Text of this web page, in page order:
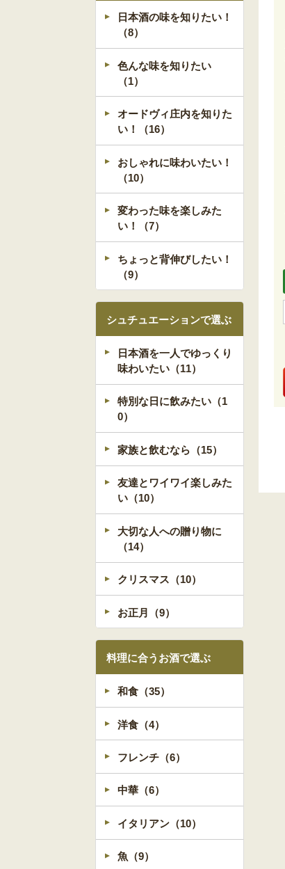
日本酒の味を知りたい！
（8）
色んな味を知りたい
（1）
オードヴィ庄内を知りた
い！（16）
おしゃれに味わいたい！
（10）
変わった味を楽しみた
い！（7）
ちょっと背伸びしたい！
（9）
シュチュエーションで選ぶ
日本酒を一人でゆっくり
味わいたい（11）
特別な日に飲みたい（1
0）
家族と飲むなら（15）
友達とワイワイ楽しみた
い（10）
大切な人への贈り物に
（14）
クリスマス（10）
お正月（9）
料理に合うお酒で選ぶ
和食（35）
洋食（4）
フレンチ（6）
中華（6）
イタリアン（10）
魚（9）